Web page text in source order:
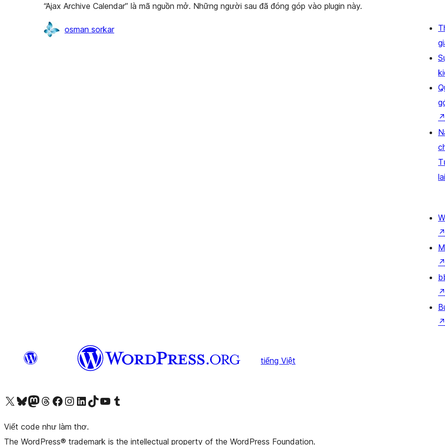
“Ajax Archive Calendar” là mã nguồn mở. Những người sau đã đóng góp vào plugin này.
Nhữngosman sorkar
↗
lai
↗
↗
↗
↗
tiếng Việt
Truy cập tài khoản X (trước đây là Twitter) của chúng tôiVisit our Bluesky account
Visit our Mastodon account
Visit our Threads account
Xem trang Facebook của chúng tôiTruy cập tài khoản Instagram của chúng tôi Truy cập tài khoản LinkedIn của chúng tôiVisit our TikTok account
Truy cập kênh YouTube của chúng tôi Visit our Tumblr account
Viết code như làm thơ.
The WordPress® trademark is the intellectual property of the WordPress Foundation.